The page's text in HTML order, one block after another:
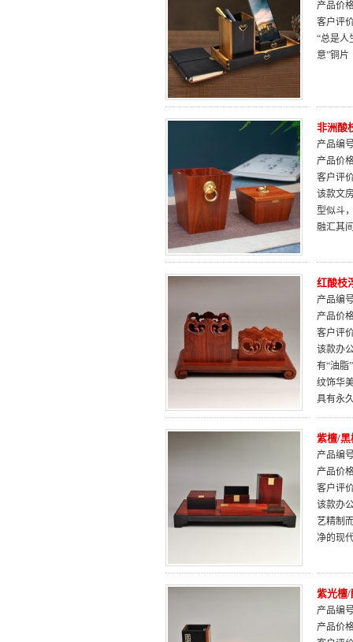
产品价
客户评
“总是人
意”铜
非洲酸
产品编
产品价
客户评
该款文
型似斗
融汇其
红酸枝
产品编
产品价
客户评
该款办
有“油脂
纹饰华
具有永
紫檀/黑
产品编
产品价
客户评
该款办
艺精制
净的现
紫光檀/
产品编
产品价